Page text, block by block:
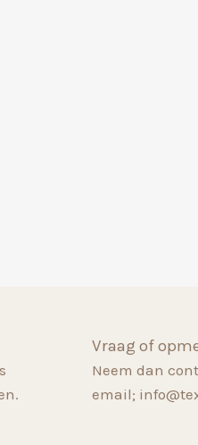
Vraag of
Neem dan
email;